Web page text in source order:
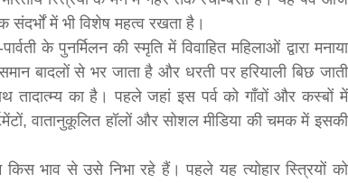
संदर्भों में भी विशेष महत्व रखता है।
के पुनर्मिलन की स्मृति में विवाहित महिलाओं द्वारा मनाया
बादलों से भर जाता है और धरती पर हरियाली बिछ जाती
तादात्म्य का है। पहले जहां इस पर्व को गाँवों और कस्बों में
वातानुकूलित हॉलों और सोशल मीडिया की चमक में इसकी
भाव से उसे निभा रहे हैं। पहले यह त्योहार स्त्रियों को